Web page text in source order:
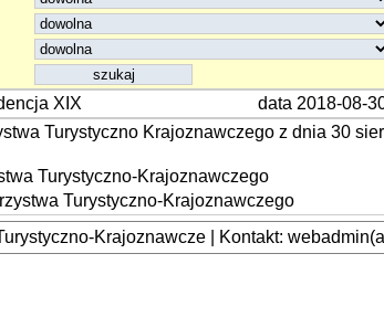
XIX data 2018-08-
Turystyczno Krajoznawczego z dnia 30
Turystyczno-Krajoznawczego
Turystyczno-Krajoznawczego
Krajoznawcze | Kontakt: